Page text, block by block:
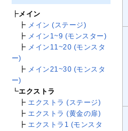
┣メイン
┣ メイン (ステージ)
┣ メイン1~9 (モンスター)
┣ メイン11~20 (モンスタ
ー)
┣ メイン21~30 (モンスタ
ー)
┗エクストラ
┣ エクストラ (ステージ)
┣ エクストラ (黄金の扉)
┣ エクストラ1 (モンスタ